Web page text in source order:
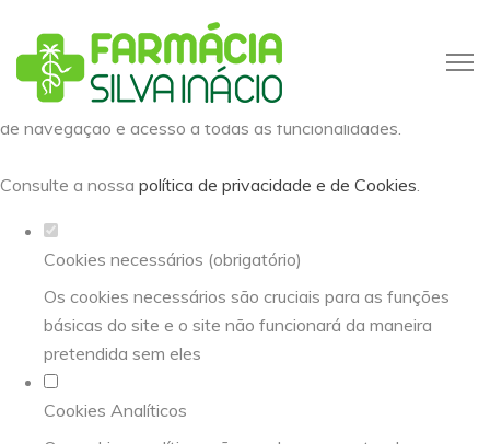
Defina as suas preferências de
cookies para este website.
Este website utiliza cookies estritamente necessários,
analíticos e funcionais, para lhe oferecer uma boa experiência
de navegação e acesso a todas as funcionalidades.
Consulte a nossa política de privacidade e de Cookies.
Cookies necessários (obrigatório)
Os cookies necessários são cruciais para as funções
básicas do site e o site não funcionará da maneira
pretendida sem eles
Cookies Analíticos